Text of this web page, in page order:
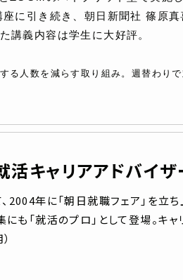
に引き続き、朝日新聞社 篠原
講義内容は学生に大好評。
人数を減らす取り組み。週替わりで
キャリアアドバイザ
年に「朝日就職フェア」を立ち
にも「就活のプロ」として登場。